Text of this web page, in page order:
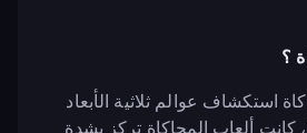
؟
استكشاف عوالم ثلاثية الأبعاد